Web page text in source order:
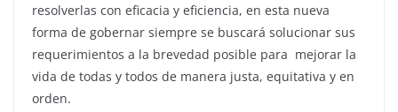
resolverlas con eficacia y eficiencia, en esta nueva
forma de gobernar siempre se buscará solucionar sus
requerimientos a la brevedad posible para mejorar la
vida de todas y todos de manera justa, equitativa y en
orden.